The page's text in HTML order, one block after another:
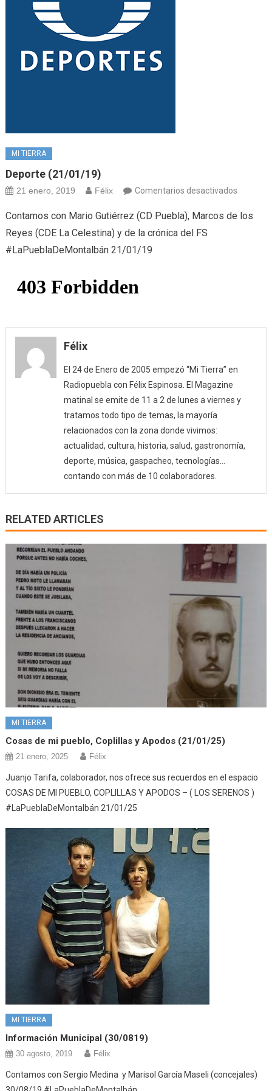
MI TIERRA
Deporte (21/01/19)
21 enero, 2019 Félix Comentarios desactivadosen
(21/01/
Contamos con Mario Gutiérrez (CD Puebla), Marcos de los
Reyes (CDE La Celestina) y de la crónica del FS
#LaPueblaDeMontalbán 21/01/19
Félix
El 24 de Enero de 2005 empezó “Mi Tierra” en
Radiopuebla con Félix Espinosa. El Magazine
matinal se emite de 11 a 2 de lunes a viernes y
tratamos todo tipo de temas, la mayoría
relacionados con la zona donde vivimos:
actualidad, cultura, historia, salud, gastronomía,
deporte, música, gaspacheo, tecnologías…
contando con más de 10 colaboradores.
RELATED ARTICLES
MI TIERRA
Cosas de mi pueblo, Coplillas y Apodos (21/01/25)
21 enero, 2025 Félix
Juanjo Tarifa, colaborador, nos ofrece sus recuerdos en el espacio
COSAS DE MI PUEBLO, COPLILLAS Y APODOS – ( LOS SERENOS )
#LaPueblaDeMontalbán 21/01/25
MI TIERRA
Información Municipal (30/0819)
30 agosto, 2019 Félix
Contamos con Sergio Medina y Marisol García Maseli (concejales)